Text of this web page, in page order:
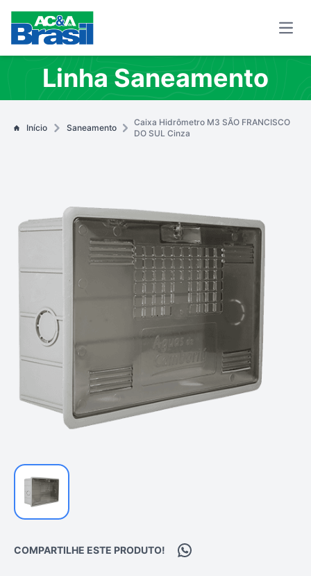
Linha Saneamento
Início Saneamento
Caixa Hidrômetro M3 SÃO FRANCISCO
DO SUL Cinza
COMPARTILHE ESTE PRODUTO! Compartilhar no